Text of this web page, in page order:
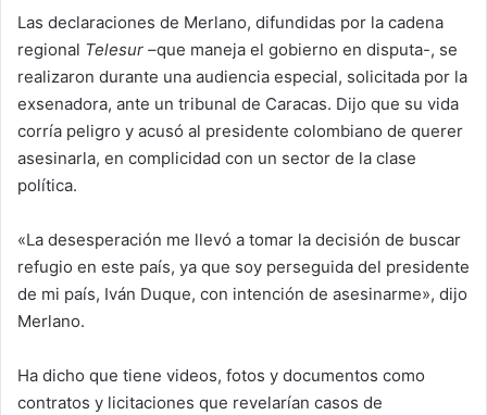
Las declaraciones de Merlano, difundidas por la cadena
regional Telesur –que maneja el gobierno en disputa-, se
realizaron durante una audiencia especial, solicitada por la
exsenadora, ante un tribunal de Caracas.​ Dijo que su vida
corría peligro y acusó al presidente colombiano de querer
asesinarla, en complicidad con un sector de la clase
política.
«La desesperación me llevó a tomar la decisión de buscar
refugio en este país, ya que soy perseguida del presidente
de mi país, Iván Duque, con intención de asesinarme», dijo
Merlano.​
Ha dicho que tiene videos, fotos y documentos como
contratos y licitaciones que revelarían casos de